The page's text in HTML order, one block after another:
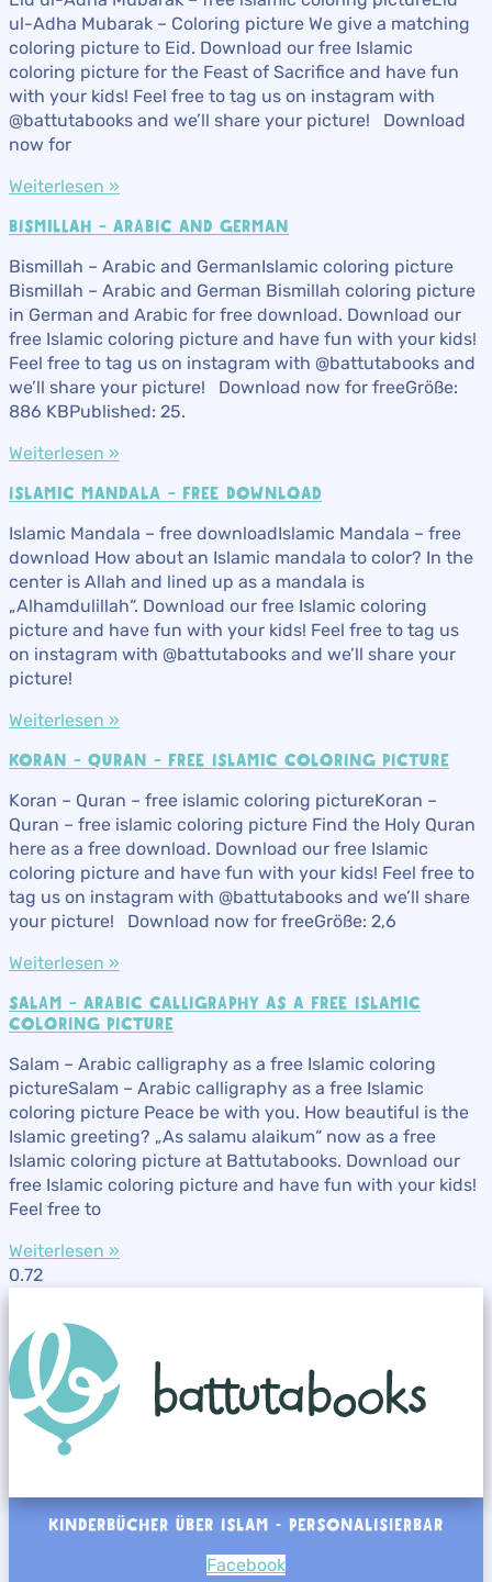
ul-Adha Mubarak – Coloring picture We give a matching
coloring picture to Eid. Download our free Islamic
coloring picture for the Feast of Sacrifice and have fun
with your kids! Feel free to tag us on instagram with
@battutabooks and we’ll share your picture! Download
now for
Weiterlesen »
BISMILLAH – ARABIC AND GERMAN
Bismillah – Arabic and GermanIslamic coloring picture
Bismillah – Arabic and German Bismillah coloring picture
in German and Arabic for free download. Download our
free Islamic coloring picture and have fun with your kids!
Feel free to tag us on instagram with @battutabooks and
we’ll share your picture! Download now for freeGröße:
886 KBPublished: 25.
Weiterlesen »
ISLAMIC MANDALA – FREE DOWNLOAD
Islamic Mandala – free downloadIslamic Mandala – free
download How about an Islamic mandala to color? In the
center is Allah and lined up as a mandala is
„Alhamdulillah“. Download our free Islamic coloring
picture and have fun with your kids! Feel free to tag us
on instagram with @battutabooks and we’ll share your
picture!
Weiterlesen »
KORAN – QURAN – FREE ISLAMIC COLORING PICTURE
Koran – Quran – free islamic coloring pictureKoran –
Quran – free islamic coloring picture Find the Holy Quran
here as a free download. Download our free Islamic
coloring picture and have fun with your kids! Feel free to
tag us on instagram with @battutabooks and we’ll share
your picture! Download now for freeGröße: 2,6
Weiterlesen »
SALAM – ARABIC CALLIGRAPHY AS A FREE ISLAMIC
COLORING PICTURE
Salam – Arabic calligraphy as a free Islamic coloring
pictureSalam – Arabic calligraphy as a free Islamic
coloring picture Peace be with you. How beautiful is the
Islamic greeting? „As salamu alaikum“ now as a free
Islamic coloring picture at Battutabooks. Download our
free Islamic coloring picture and have fun with your kids!
Feel free to
Weiterlesen »
KINDERBÜCHER ÜBER ISLAM - PERSONALISIERBAR
Facebook